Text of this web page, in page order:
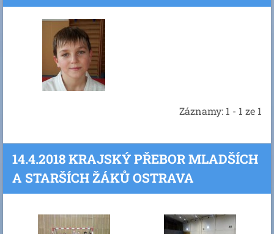
Záznamy: 1 - 1 ze 1
14.4.2018 KRAJSKÝ PŘEBOR MLADŠÍCH
A STARŠÍCH ŽÁKŮ OSTRAVA